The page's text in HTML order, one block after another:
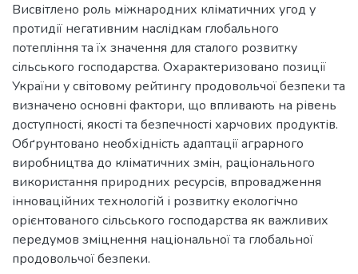
Висвітлено роль міжнародних кліматичних угод у
протидії негативним наслідкам глобального
потепління та їх значення для сталого розвитку
сільського господарства. Охарактеризовано позиції
України у світовому рейтингу продовольчої безпеки та
визначено основні фактори, що впливають на рівень
доступності, якості та безпечності харчових продуктів.
Обґрунтовано необхідність адаптації аграрного
виробництва до кліматичних змін, раціонального
використання природних ресурсів, впровадження
інноваційних технологій і розвитку екологічно
орієнтованого сільського господарства як важливих
передумов зміцнення національної та глобальної
продовольчої безпеки.